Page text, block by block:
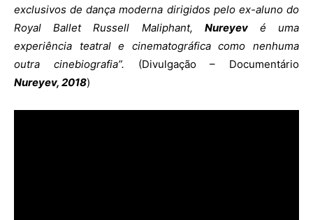
exclusivos de dança moderna dirigidos pelo ex-aluno do
Royal Ballet Russell Maliphant, Nureyevé uma
experiência teatral e cinematográfica como nenhuma
outra cinebiografia”. (Divulgação – Documentário
Nureyev, 2018)